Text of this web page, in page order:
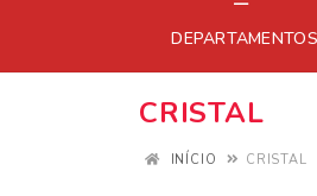
DEPARTAMENTOS
CRISTAL
INÍCIO CRISTAL